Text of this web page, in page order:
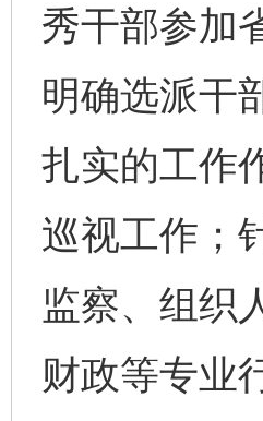
秀干部参加
明确选派干
扎实的工作
巡视工作；
监察、组织
财政等专业